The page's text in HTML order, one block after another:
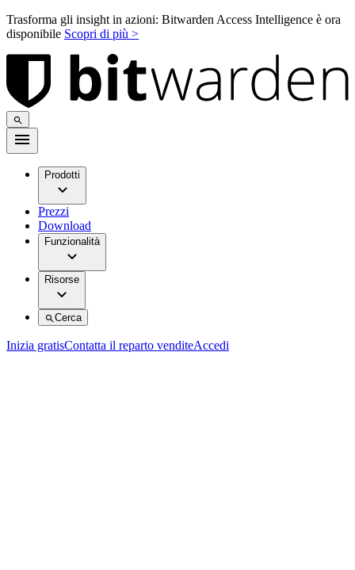
Trasforma gli insight in azioni: Bitwarden Access Intelligence è ora
disponibile Scopri di più >
Prodotti
Prezzi
Download
Funzionalità
Risorse
Cerca
Inizia gratisContatta il reparto venditeAccedi